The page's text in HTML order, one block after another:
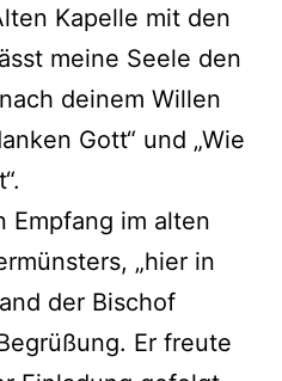
Kapelle mit den
meine Seele den
deinem Willen
Gott“ und „Wie
Empfang im alten
„hier in
der Bischof
Er freute